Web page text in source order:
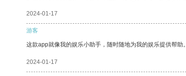
2024-01-17
游客
这款app就像我的娱乐小助手，随时随地为我的娱乐提供帮助。
2024-01-17